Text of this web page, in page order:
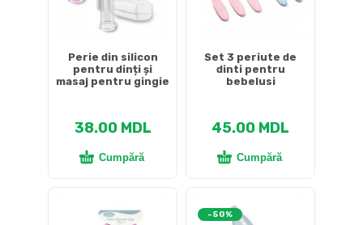
Perie din silicon
pentru dinți și
masaj pentru gingie
38.00 MDL
Cumpără
Set 3 periute de
dinti pentru
bebelusi
45.00 MDL
Cumpără
-50%